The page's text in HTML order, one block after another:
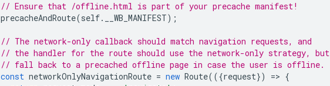
// Ensure that /offline.html is part of your precache manifest!
precacheAndRoute(self. __WB_MANIFEST);
// The network-only callback should match navigation requests, and
// the handler for the route should use the network-only strategy, but
// fall back to a precached offline page in case the user is offline.
const networkOnlyNavigationRoute = new Route(({request}) => {